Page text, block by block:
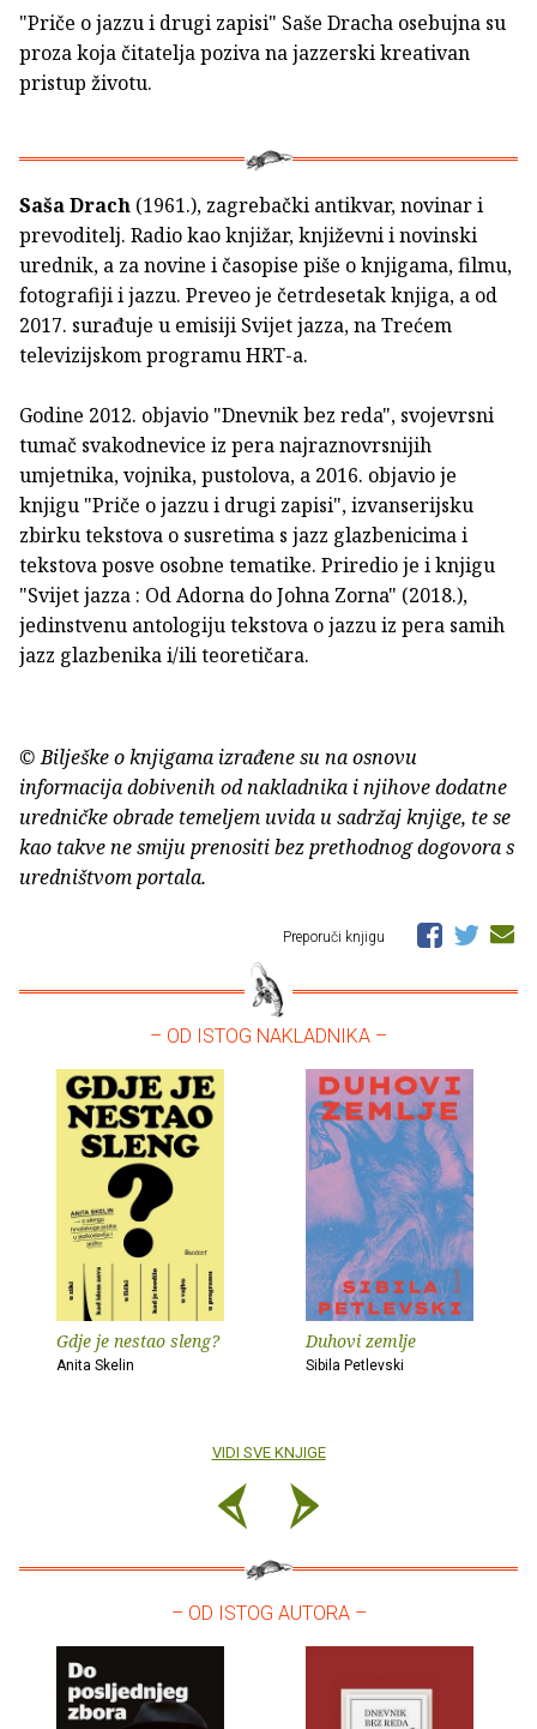
"Priče o jazzu i drugi zapisi" Saše Dracha osebujna su
proza koja čitatelja poziva na jazzerski kreativan
pristup životu.
Saša Drach (1961.), zagrebački antikvar, novinar i
prevoditelj. Radio kao knjižar, književni i novinski
urednik, a za novine i časopise piše o knjigama, filmu,
fotografiji i jazzu. Preveo je četrdesetak knjiga, a od
2017. surađuje u emisiji Svijet jazza, na Trećem
televizijskom programu HRT-a.
Godine 2012. objavio "Dnevnik bez reda", svojevrsni
tumač svakodnevice iz pera najraznovrsnijih
umjetnika, vojnika, pustolova, a 2016. objavio je
knjigu "Priče o jazzu i drugi zapisi", izvanserijsku
zbirku tekstova o susretima s jazz glazbenicima i
tekstova posve osobne tematike. Priredio je i knjigu
"Svijet jazza : Od Adorna do Johna Zorna" (2018.),
jedinstvenu antologiju tekstova o jazzu iz pera samih
jazz glazbenika i/ili teoretičara.
© Bilješke o knjigama izrađene su na osnovu
informacija dobivenih od nakladnika i njihove dodatne
uredničke obrade temeljem uvida u sadržaj knjige, te se
kao takve ne smiju prenositi bez prethodnog dogovora s
uredništvom portala.
Preporuči knjigu
– OD ISTOG NAKLADNIKA –
Gdje je nestao sleng?
Anita Skelin
Duhovi zemlje
Sibila Petlevski
VIDI SVE KNJIGE
– OD ISTOG AUTORA –